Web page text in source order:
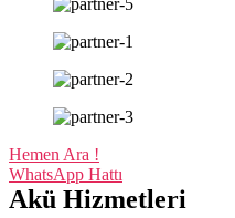
Hemen Ara !
WhatsApp Hattı
Akü Hizmetleri